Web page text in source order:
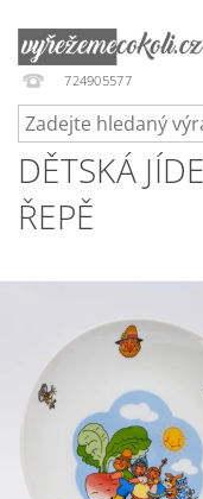
724905577
DĚTSKÁ
ŘEPĚ